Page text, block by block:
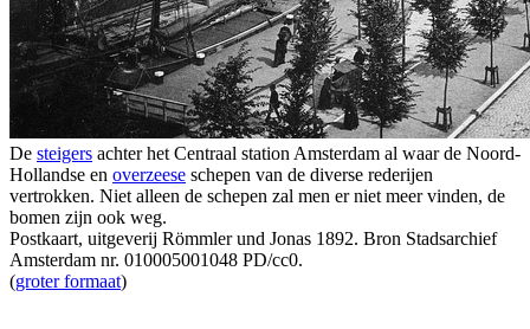
De steigers achter het Centraal station Amsterdam al waar de Noord-
Hollandse en overzeese schepen van de diverse rederijen
vertrokken. Niet alleen de schepen zal men er niet meer vinden, de
bomen zijn ook weg.
Postkaart, uitgeverij Römmler und Jonas 1892. Bron Stadsarchief
Amsterdam nr. 010005001048 PD/cc0.
(groter formaat)